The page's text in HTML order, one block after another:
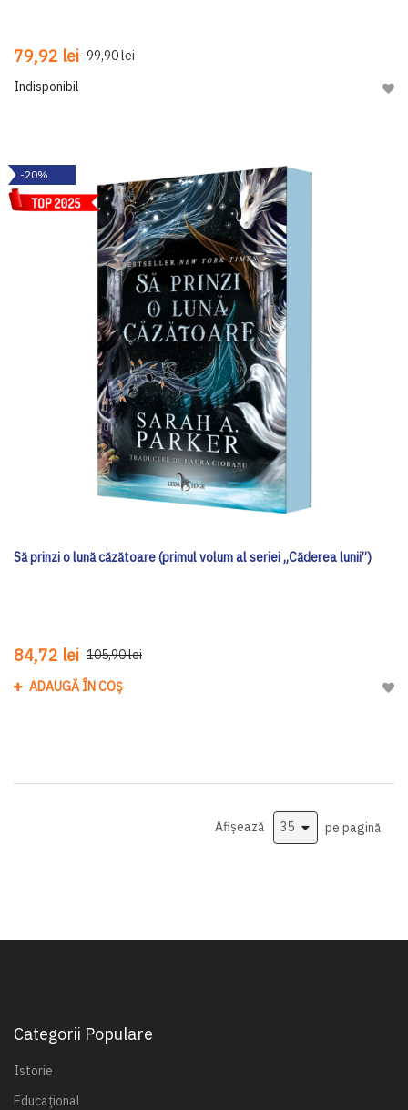
79,92 lei 99,90 lei
Indisponibil
-20%
Să prinzi o lună căzătoare (primul volum al seriei „Căderea lunii”)
84,72 lei 105,90 lei
ADAUGĂ ÎN COȘ
Afișează pe pagină
Categorii Populare
Istorie
Educațional